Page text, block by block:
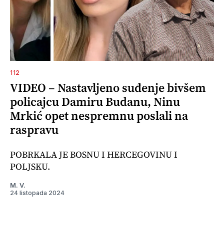
112
VIDEO – Nastavljeno suđenje bivšem
policajcu Damiru Budanu, Ninu
Mrkić opet nespremnu poslali na
raspravu
POBRKALA JE BOSNU I HERCEGOVINU I
POLJSKU.
M. V.
24 listopada 2024